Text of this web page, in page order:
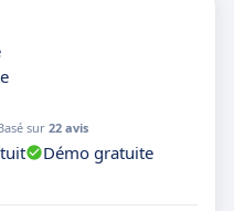
sur 22 avis
Démo gratuite